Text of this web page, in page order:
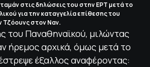
στις δηλώσεις του στην ΕΡΤ μετά το
για την καταγγελία επίθεσης του
Τζόουνς στον Ναν.
του Παναθηναϊκού, μιλώντας
ήρεμος αρχικά, όμως μετά το
έξαλλος αναφέροντας: